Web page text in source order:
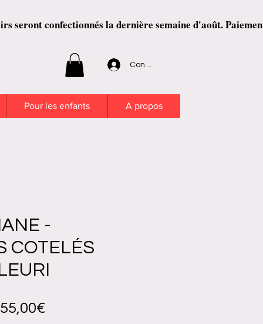
confectionnés la dernière semaine d'août.
Connexion
Pour les enfants A propos
-
COTELÉS
55,00€